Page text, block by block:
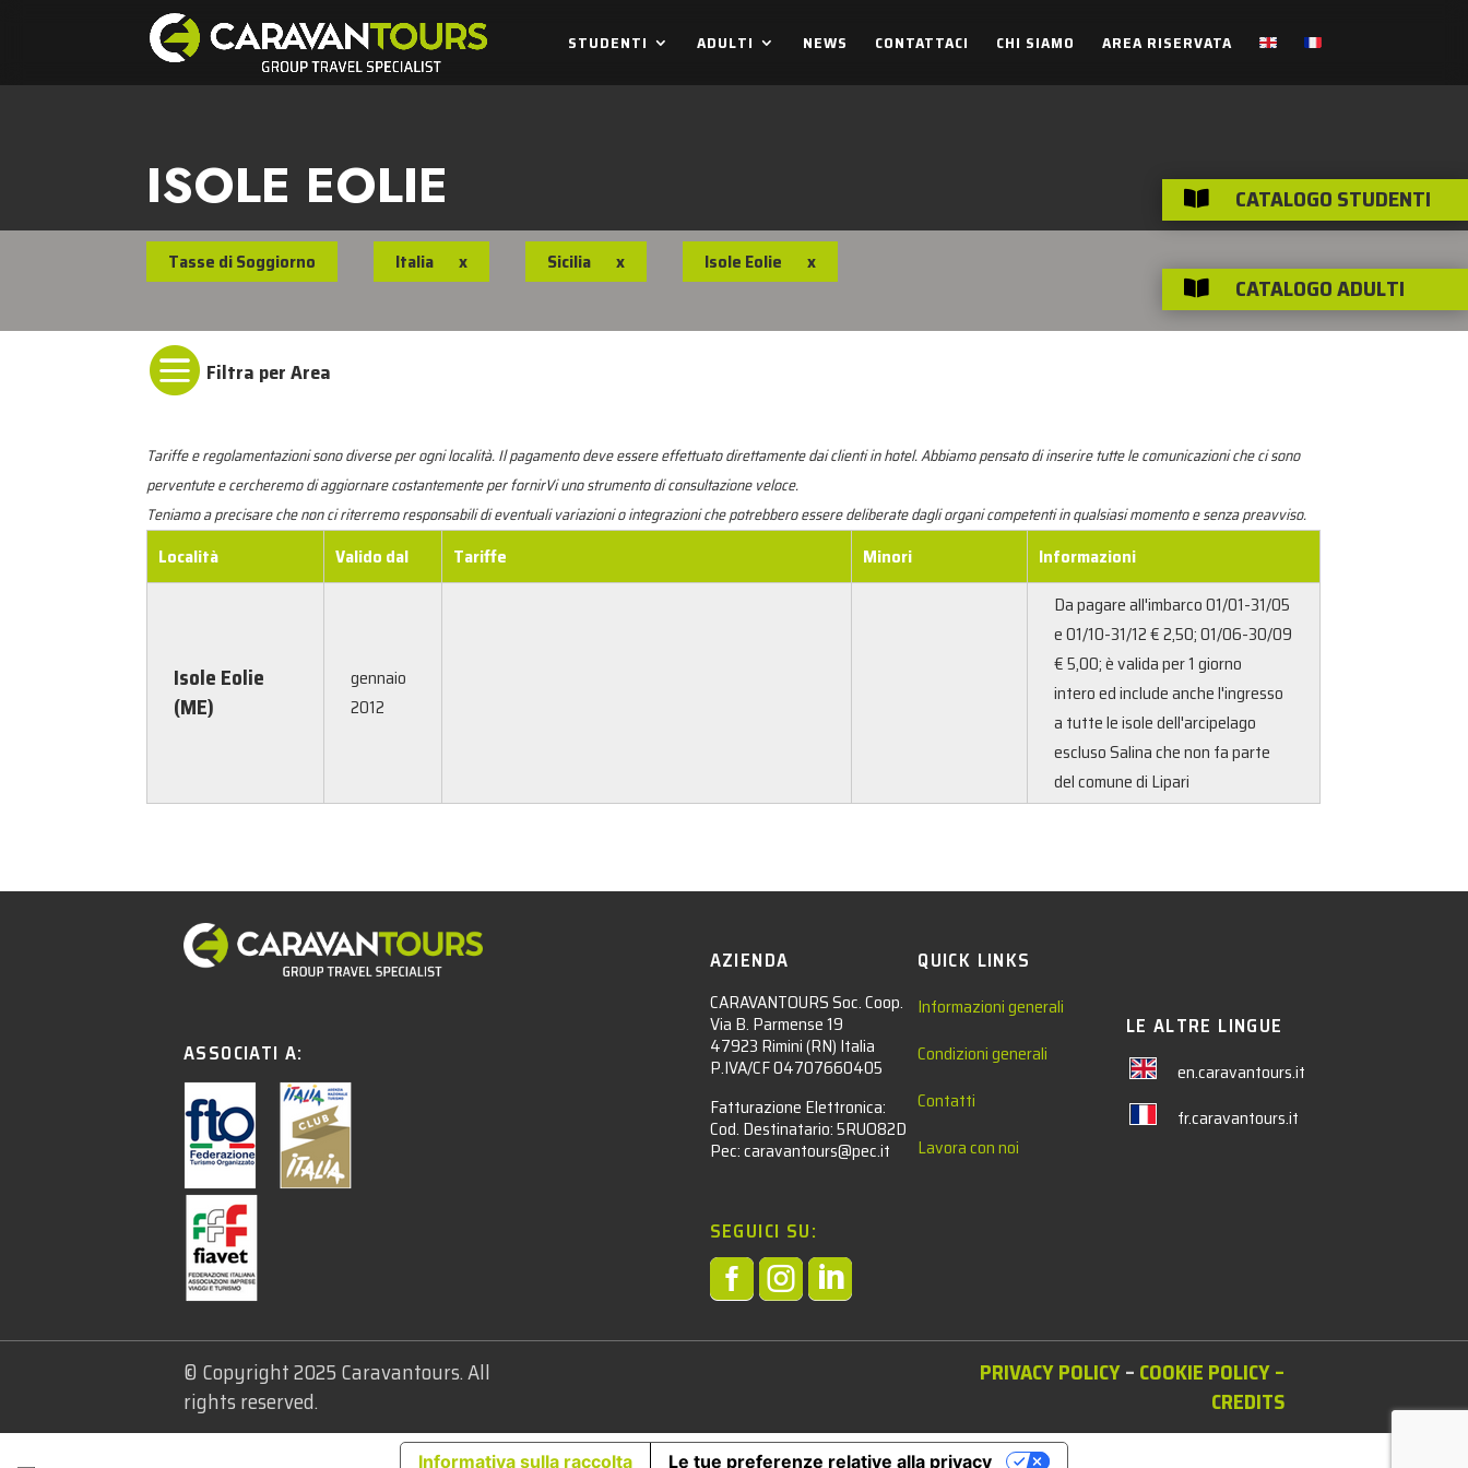
STUDENTI ADULTI NEWS CONTATTACI CHI SIAMO AREA RISERVATA
ISOLE EOLIE
Tasse di Soggiorno Italia x Sicilia x Isole Eolie x

Tariffe e regolamentazioni sono diverse per ogni località. Il pagamento deve essere effettuato direttamente dai clienti in hotel. Abbiamo pensato di inserire tutte le comunicazioni che ci sono
perventute e cercheremo di aggiornare costantemente per fornirVi uno strumento di consultazione veloce.
Teniamo a precisare che non ci riterremo responsabili di eventuali variazioni o integrazioni che potrebbero essere deliberate dagli organi competenti in qualsiasi momento e senza preavviso.
Località Valido dal Tariffe Minori Informazioni
Isole Eolie
(ME)
gennaio
2012
Da pagare all'imbarco 01/01-31/05
e 01/10-31/12 € 2,50; 01/06-30/09
€ 5,00; è valida per 1 giorno
intero ed include anche l'ingresso
a tutte le isole dell'arcipelago
escluso Salina che non fa parte
del comune di Lipari
ASSOCIATI A:
AZIENDA
CARAVANTOURS Soc. Coop.
Via B. Parmense 19
47923 Rimini (RN) Italia
P.IVA/CF 04707660405
Fatturazione Elettronica:
Cod. Destinatario: 5RUO82D
Pec: caravantours@pec.it
SEGUICI SU:

QUICK LINKS
Informazioni generali
Condizioni generali
Contatti
Lavora con noi
LE ALTRE LINGUE
en.caravantours.it
fr.caravantours.it
© Copyright 2025 Caravantours. All
rights reserved.
PRIVACY POLICY– COOKIE POLICY–
CREDITS
 CATALOGO STUDENTI
 CATALOGO ADULTI
Informativa sulla raccolta Le tue preferenze relative alla privacy